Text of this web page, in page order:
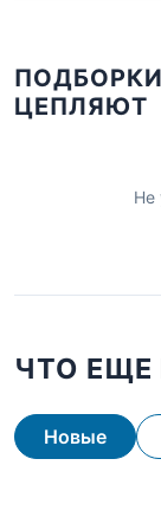
ЦЕПЛЯЮТ
Не
ЧТО
Новые